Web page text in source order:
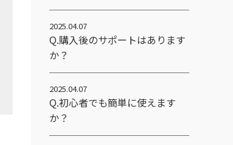
2025.04.07
Q.購入後のサポートはあります
か？
2025.04.07
Q.初心者でも簡単に使えます
か？